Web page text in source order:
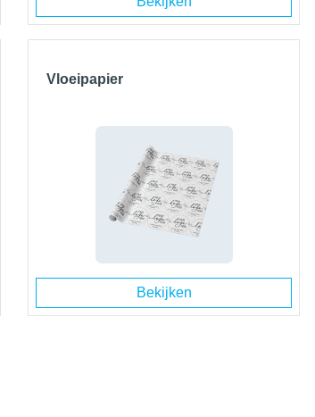
Vloeipapier
Bekijken